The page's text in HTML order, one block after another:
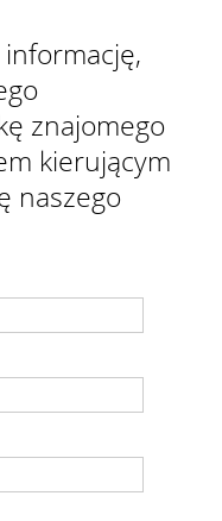
informację,
znajomego
kierującym
naszego